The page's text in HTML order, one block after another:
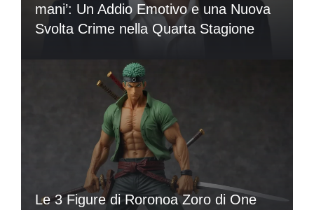
mani’: Un Addio Emotivo e una Nuova
Svolta Crime nella Quarta Stagione
Le 3 Figure di Roronoa Zoro di One